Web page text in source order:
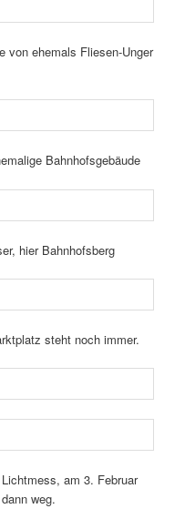
von ehemals Fliesen-Unger
Bahnhofsgebäude
hier Bahnhofsberg
steht noch immer.
am 3. Februar
weg.